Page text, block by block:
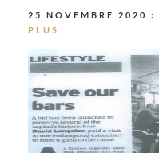
25 NOVEMBRE 2020 :
PLUS